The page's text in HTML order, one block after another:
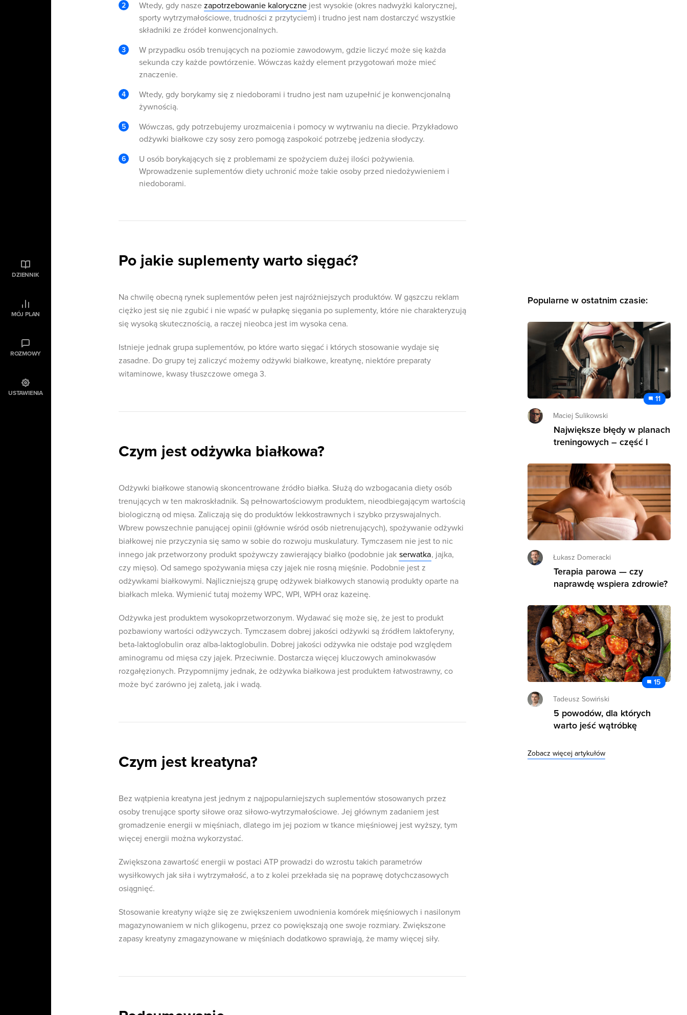
DZIENNIK
MÓJ PLAN
ROZMOWY
USTAWIENIA
Wtedy, gdy nasze zapotrzebowanie kaloryczne jest wysokie (okres nadwyżki kalorycznej,
sporty wytrzymałościowe, trudności z przytyciem) i trudno jest nam dostarczyć wszystkie
składniki ze źródeł konwencjonalnych.
W przypadku osób trenujących na poziomie zawodowym, gdzie liczyć może się każda
sekunda czy każde powtórzenie. Wówczas każdy element przygotowań może mieć
znaczenie.
Wtedy, gdy borykamy się z niedoborami i trudno jest nam uzupełnić je konwencjonalną
żywnością.
Wówczas, gdy potrzebujemy urozmaicenia i pomocy w wytrwaniu na diecie. Przykładowo
odżywki białkowe czy sosy zero pomogą zaspokoić potrzebę jedzenia słodyczy.
U osób borykających się z problemami ze spożyciem dużej ilości pożywienia.
Wprowadzenie suplementów diety uchronić może takie osoby przed niedożywieniem i
niedoborami.
Po jakie suplementy warto sięgać?
Na chwilę obecną rynek suplementów pełen jest najróżniejszych produktów. W gąszczu reklam
ciężko jest się nie zgubić i nie wpaść w pułapkę sięgania po suplementy, które nie charakteryzują
się wysoką skutecznością, a raczej nieobca jest im wysoka cena.
Istnieje jednak grupa suplementów, po które warto sięgać i których stosowanie wydaje się
zasadne. Do grupy tej zaliczyć możemy odżywki białkowe, kreatynę, niektóre preparaty
witaminowe, kwasy tłuszczowe omega 3.
Czym jest odżywka białkowa?
Odżywki białkowe stanowią skoncentrowane źródło białka. Służą do wzbogacania diety osób
trenujących w ten makroskładnik. Są pełnowartościowym produktem, nieodbiegającym wartością
biologiczną od mięsa. Zaliczają się do produktów lekkostrawnych i szybko przyswajalnych.
Wbrew powszechnie panującej opinii (głównie wśród osób nietrenujących), spożywanie odżywki
białkowej nie przyczynia się samo w sobie do rozwoju muskulatury. Tymczasem nie jest to nic
innego jak przetworzony produkt spożywczy zawierający białko (podobnie jak serwatka, jajka,
czy mięso). Od samego spożywania mięsa czy jajek nie rosną mięśnie. Podobnie jest z
odżywkami białkowymi. Najliczniejszą grupę odżywek białkowych stanowią produkty oparte na
białkach mleka. Wymienić tutaj możemy WPC, WPI, WPH oraz kazeinę.
Odżywka jest produktem wysokoprzetworzonym. Wydawać się może się, że jest to produkt
pozbawiony wartości odżywczych. Tymczasem dobrej jakości odżywki są źródłem laktoferyny,
beta-laktoglobulin oraz alba-laktoglobulin. Dobrej jakości odżywka nie odstaje pod względem
aminogramu od mięsa czy jajek. Przeciwnie. Dostarcza więcej kluczowych aminokwasów
rozgałęzionych. Przypomnijmy jednak, że odżywka białkowa jest produktem łatwostrawny, co
może być zarówno jej zaletą, jak i wadą.
Czym jest kreatyna?
Bez wątpienia kreatyna jest jednym z najpopularniejszych suplementów stosowanych przez
osoby trenujące sporty siłowe oraz siłowo-wytrzymałościowe. Jej głównym zadaniem jest
gromadzenie energii w mięśniach, dlatego im jej poziom w tkance mięśniowej jest wyższy, tym
więcej energii można wykorzystać.
Zwiększona zawartość energii w postaci ATP prowadzi do wzrostu takich parametrów
wysiłkowych jak siła i wytrzymałość, a to z kolei przekłada się na poprawę dotychczasowych
osiągnięć.
Stosowanie kreatyny wiąże się ze zwiększeniem uwodnienia komórek mięśniowych i nasilonym
magazynowaniem w nich glikogenu, przez co powiększają one swoje rozmiary. Zwiększone
zapasy kreatyny zmagazynowane w mięśniach dodatkowo sprawiają, że mamy więcej siły.
Popularne w ostatnim czasie:
11
Maciej Sulikowski
Największe błędy w planach
treningowych – część I
Łukasz Domeracki
Terapia parowa — czy
naprawdę wspiera zdrowie?
15
Tadeusz Sowiński
5 powodów, dla których
warto jeść wątróbkę
Zobacz więcej artykułów